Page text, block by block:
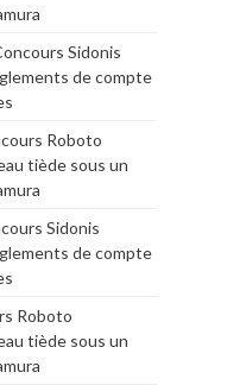
Sidonis
de compte
Roboto
tiède sous un
Sidonis
de compte
Roboto
tiède sous un